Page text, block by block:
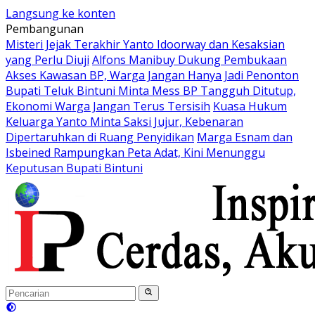
Langsung ke konten
Pembangunan
Misteri Jejak Terakhir Yanto Idoorway dan Kesaksian
yang Perlu Diuji Alfons Manibuy Dukung Pembukaan
Akses Kawasan BP, Warga Jangan Hanya Jadi Penonton
Bupati Teluk Bintuni Minta Mess BP Tangguh Ditutup,
Ekonomi Warga Jangan Terus Tersisih Kuasa Hukum
Keluarga Yanto Minta Saksi Jujur, Kebenaran
Dipertaruhkan di Ruang Penyidikan Marga Esnam dan
Isbeined Rampungkan Peta Adat, Kini Menunggu
Keputusan Bupati Bintuni